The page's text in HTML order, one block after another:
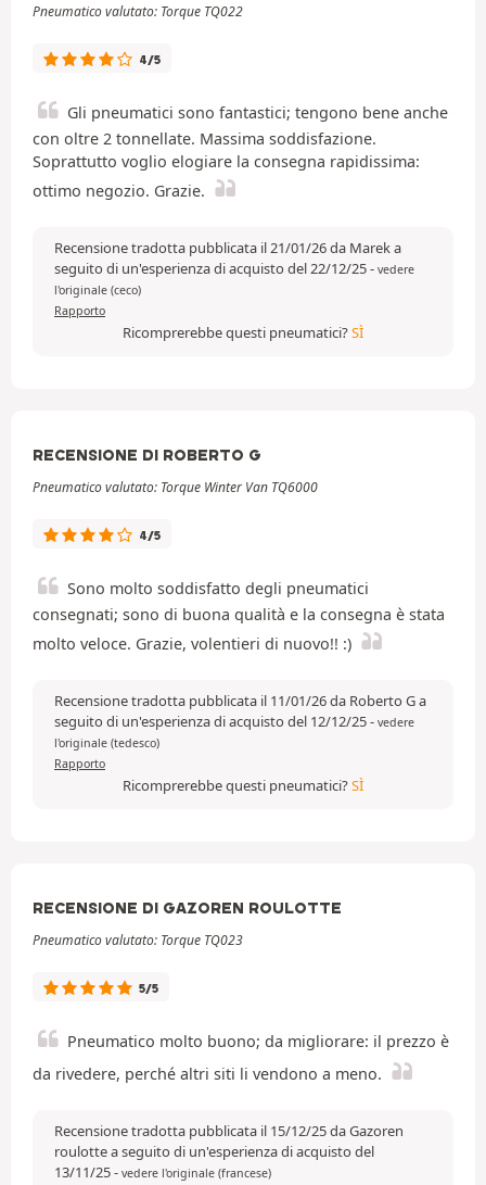
Pneumatico valutato: Torque TQ022
4/5
Gli pneumatici sono fantastici; tengono bene anche
con oltre 2 tonnellate. Massima soddisfazione.
Soprattutto voglio elogiare la consegna rapidissima:
ottimo negozio. Grazie.
Recensione tradotta pubblicata il 21/01/26 da Marek a
seguito di un'esperienza di acquisto del 22/12/25- vedere
l'originale (ceco)
Rapporto
Ricomprerebbe questi pneumatici?SÌ
RECENSIONE DI ROBERTO G
Pneumatico valutato: Torque Winter Van TQ6000
4/5
Sono molto soddisfatto degli pneumatici
consegnati; sono di buona qualità e la consegna è stata
molto veloce. Grazie, volentieri di nuovo!! :)
Recensione tradotta pubblicata il 11/01/26 da Roberto G a
seguito di un'esperienza di acquisto del 12/12/25- vedere
l'originale (tedesco)
Rapporto
Ricomprerebbe questi pneumatici?SÌ
RECENSIONE DI GAZOREN ROULOTTE
Pneumatico valutato: Torque TQ023
5/5
Pneumatico molto buono; da migliorare: il prezzo è
da rivedere, perché altri siti li vendono a meno.
Recensione tradotta pubblicata il 15/12/25 da Gazoren
roulotte a seguito di un'esperienza di acquisto del
13/11/25- vedere l'originale (francese)